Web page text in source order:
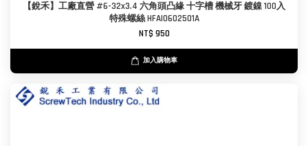
【銳禾】工廠直營 #6-32x3.4 六角頭凸緣 十字槽 機械牙 鍍鎳 100入
特殊螺絲 HFAI0602501A
NT$ 950
加入購物車